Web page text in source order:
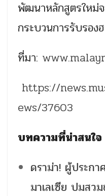
พัฒนาหลักสูตรใหม่
กระบวนการรับรอง
ที่มา:
https://
ews/37603
บทความที่น่าสนใจ
ดราม่า! ผู้ประก
มาเลเซีย ปมสว